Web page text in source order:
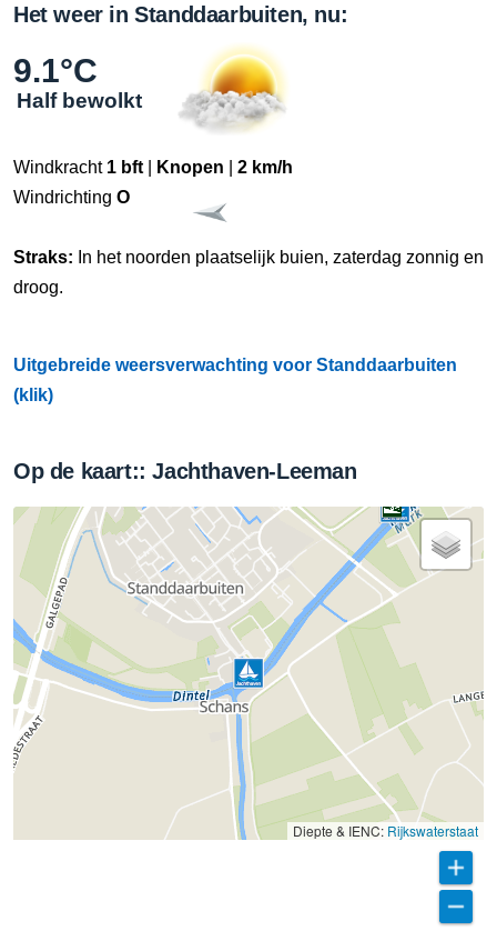
Het weer in Standdaarbuiten, nu:
9.1°C
Half bewolkt
Windkracht 1 bft Knopen
2 km/h
Windrichting O
Straks: In het noorden plaatselijk buien, zaterdag zonnig en
droog.
Uitgebreide weersverwachting voor Standdaarbuiten
(klik)
Op de kaart:: Jachthaven-Leeman
Diepte & IENC: Rijkswaterstaat